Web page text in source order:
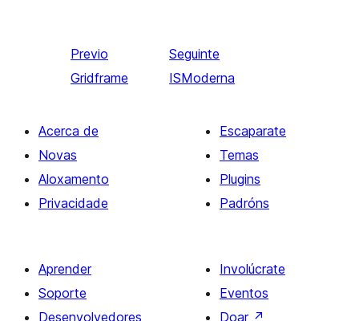
Previo
Gridframe
Seguinte
ISModerna
Acerca de
Novas
Aloxamento
Privacidade
Escaparate
Temas
Plugins
Padróns
Aprender
Soporte
Desenvolvedores
Involúcrate
Eventos
Doar ↗